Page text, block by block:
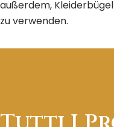
außerdem, Kleiderbügel
zu verwenden.